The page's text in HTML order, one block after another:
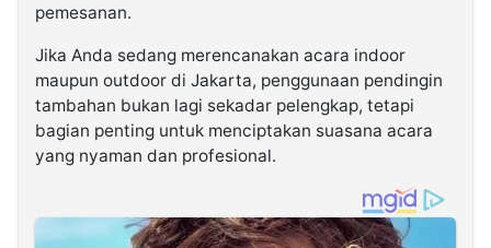
pemesanan.
Jika Anda sedang merencanakan acara indoor
maupun outdoor di Jakarta, penggunaan pendingin
tambahan bukan lagi sekadar pelengkap, tetapi
bagian penting untuk menciptakan suasana acara
yang nyaman dan profesional.